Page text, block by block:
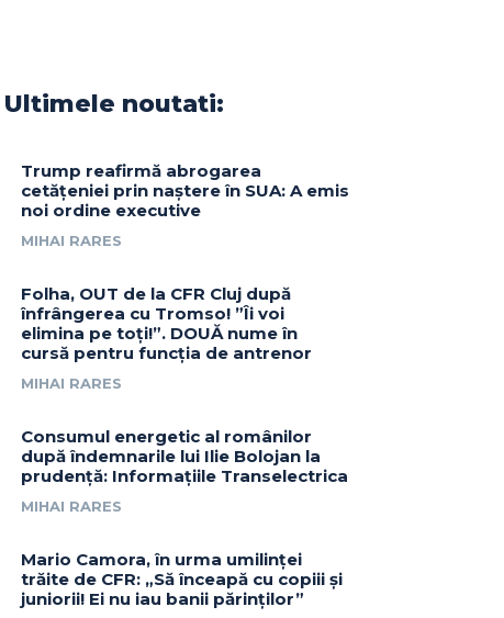
Ultimele noutati:
Trump reafirmă abrogarea
cetățeniei prin naștere în SUA: A emis
noi ordine executive
MIHAI RARES
Folha, OUT de la CFR Cluj după
înfrângerea cu Tromso! ”Îi voi
elimina pe toți!”. DOUĂ nume în
cursă pentru funcția de antrenor
MIHAI RARES
Consumul energetic al românilor
după îndemnarile lui Ilie Bolojan la
prudență: Informațiile Transelectrica
MIHAI RARES
Mario Camora, în urma umilinței
trăite de CFR: „Să înceapă cu copiii și
juniorii! Ei nu iau banii părinților”